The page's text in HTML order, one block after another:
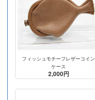
フィッシュモチーフレザーコイン
ケース
2,000円